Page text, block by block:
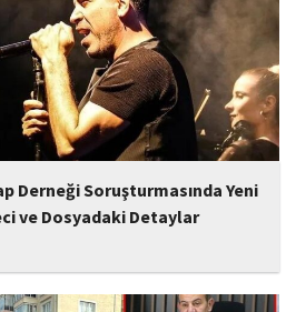
Derneği Soruşturmasında Yeni
ve Dosyadaki Detaylar
tarafından yürütülen ve Haluk
Ahbap Derneği'ni kapsadığı belirtilen